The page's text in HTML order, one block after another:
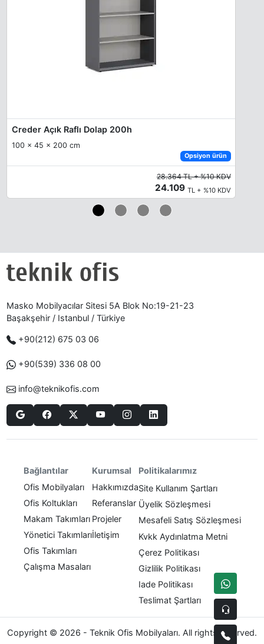
Creder Açık Raflı Dolap 200h
100 x 45 x 200 cm
Opsiyon ürün
28.364 TL + %10 KDV
24.109 TL + %10 KDV
Masko Mobilyacılar Sitesi 5A Blok No:19-21-23
Başakşehir / Istanbul / Türkiye
+90(212) 675 03 06
+90(539) 336 08 00
info@teknikofis.com
Bağlantılar
Ofis Mobilyaları
Ofis Koltukları
Makam Takımları
Yönetici Takımları
Ofis Takımları
Çalışma Masaları
Kurumsal
Hakkımızda
Referanslar
Projeler
İletişim
Politikalarımız
Site Kullanım Şartları
Üyelik Sözleşmesi
Mesafeli Satış Sözleşmesi
Kvkk Aydınlatma Metni
Çerez Politikası
Gizlilik Politikası
Iade Politikası
Teslimat Şartları
Copyright © 2026 - Teknik Ofis Mobilyaları. All rights reserved.